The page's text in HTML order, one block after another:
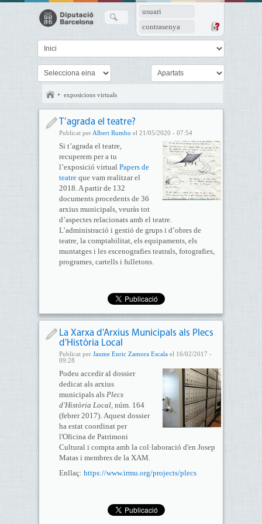
usuari
contrasenya
exposicions virtuals
T’agrada el teatre?
Publicat per Albert Rumbo el 21/05/2020 - 07:54
Si t’agrada el teatre,
recuperem per a tu
l’exposició virtual Papers de
teatreque vam realitzar el
2018. A partir de 132
documents procedents de 36
arxius municipals, veuràs tot
d’aspectes relacionats amb el teatre.
L’administració i gestió de grups i d’obres de
teatre, la comptabilitat, els equipaments, els
muntatges i les escenografies teatrals, fotografies,
programes, cartells i fulletons.
La Xarxa d'Arxius Municipals als Plecs
d'Història Local
Publicat per Jaume Enric Zamora Escalael 16/02/2017 -
09:28
Podeu accedir al dossier
dedicat als arxius
municipals als Plecs
d'Història Local, núm. 164
(febrer 2017). Aquest dossier
ha estat coordinat per
l'Oficina de Patrimoni
Cultural i compta amb la col·laboració d'en Josep
Matas i membres de la XAM.
Enllaç: https://www.irmu.org/projects/plecs